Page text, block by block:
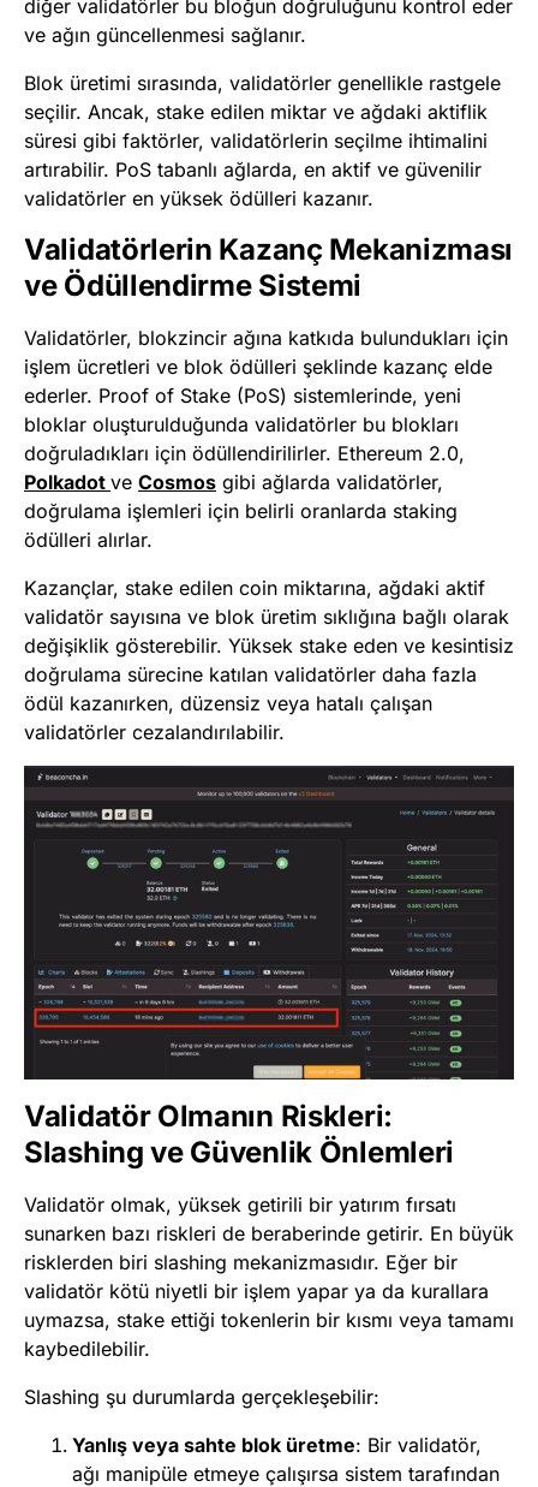
diğer validatörler bu bloğun doğruluğunu kontrol eder
ve ağın güncellenmesi sağlanır.
Blok üretimi sırasında, validatörler genellikle rastgele
seçilir. Ancak, stake edilen miktar ve ağdaki aktiflik
süresi gibi faktörler, validatörlerin seçilme ihtimalini
artırabilir. PoS tabanlı ağlarda, en aktif ve güvenilir
validatörler en yüksek ödülleri kazanır.
Validatörlerin Kazanç Mekanizması
ve Ödüllendirme Sistemi
Validatörler, blokzincir ağına katkıda bulundukları için
işlem ücretleri ve blok ödülleri şeklinde kazanç elde
ederler. Proof of Stake (PoS) sistemlerinde, yeni
bloklar oluşturulduğunda validatörler bu blokları
doğruladıkları için ödüllendirilirler. Ethereum 2.0,
Polkadot ve Cosmos gibi ağlarda validatörler,
doğrulama işlemleri için belirli oranlarda staking
ödülleri alırlar.
Kazançlar, stake edilen coin miktarına, ağdaki aktif
validatör sayısına ve blok üretim sıklığına bağlı olarak
değişiklik gösterebilir. Yüksek stake eden ve kesintisiz
doğrulama sürecine katılan validatörler daha fazla
ödül kazanırken, düzensiz veya hatalı çalışan
validatörler cezalandırılabilir.
Validatör Olmanın Riskleri:
Slashing ve Güvenlik Önlemleri
Validatör olmak, yüksek getirili bir yatırım fırsatı
sunarken bazı riskleri de beraberinde getirir. En büyük
risklerden biri slashing mekanizmasıdır. Eğer bir
validatör kötü niyetli bir işlem yapar ya da kurallara
uymazsa, stake ettiği tokenlerin bir kısmı veya tamamı
kaybedilebilir.
Slashing şu durumlarda gerçekleşebilir:
Yanlış veya sahte blok üretme: Bir validatör,
ağı manipüle etmeye çalışırsa sistem tarafından